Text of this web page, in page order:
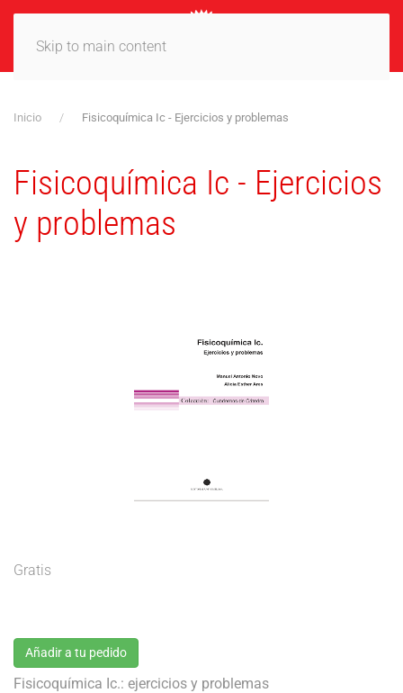
Skip to main content
Inicio Fisicoquímica Ic - Ejercicios y problemas
Fisicoquímica Ic - Ejercicios
y problemas
Gratis
Añadir a tu pedido
Fisicoquímica Ic.: ejercicios y problemas